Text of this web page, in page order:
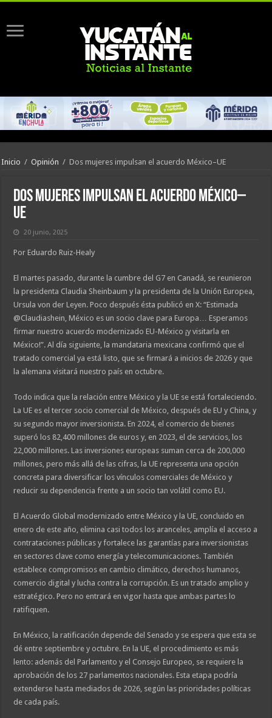
Inicio / Opinión / Dos mujeres impulsan el acuerdo México–UE
Dos mujeres impulsan el acuerdo México–
UE
20 junio, 2025
PorEduardo Ruiz-Healy
El martes pasado, durante la cumbre del G7 en Canadá, se reunieron
la presidenta Claudia Sheinbaum y la presidenta de la Unión Europea,
Ursula von der Leyen. Poco después ésta publicó en X: “Estimada
@Claudiashein, México es un socio clave para Europa… Esperamos
firmar nuestro acuerdo modernizado EU-México ¡y visitarla en
México!”. Al día siguiente, la mandataria mexicana confirmó que el
tratado comercial ya está listo, que se firmará a inicios de 2026 y que
la alemana visitará nuestro país en octubre.
Todo indica que la relación entre México y la UE se está fortaleciendo.
La UE es el tercer socio comercial de México, después de EU y China, y
su segundo mayor inversionista. En 2024, el comercio de bienes
superó los 82,400 millones de euros y, en 2023, el de servicios, los
22,000 millones. Las inversiones europeas suman cerca de 200,000
millones, pero más allá de las cifras, la UE representa una opción
concreta para diversificar los vínculos comerciales de México y
reducir su dependencia frente a un socio tan volátil como EU.
El Acuerdo Global modernizado entre México y la UE, concluido en
enero de este año, elimina casi todos los aranceles, amplía el acceso a
contrataciones públicas y fortalece las garantías para inversionistas
en sectores clave como energía y telecomunicaciones. También
establece compromisos en cambio climático, derechos humanos,
comercio digital y lucha contra la corrupción. Es un tratado amplio y
estratégico. Pero no entrará en vigor hasta que ambas partes lo
ratifiquen.
En México, la ratificación depende del Senado y se espera que esta se
dé entre septiembre y octubre. En la UE, el procedimiento es más
lento: además del Parlamento y el Consejo Europeo, se requiere la
aprobación de los 27 parlamentos nacionales. Esta etapa podría
extenderse hasta mediados de 2026, según las prioridades políticas
de cada país.